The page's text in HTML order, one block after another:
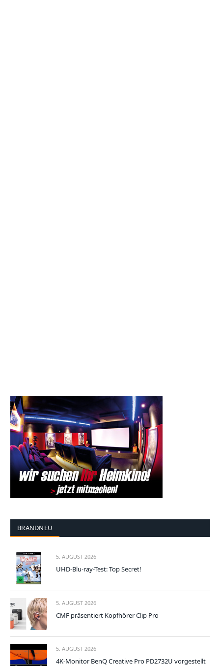
BRANDNEU
5. AUGUST 2026
UHD-Blu-ray-Test: Top Secret!
5. AUGUST 2026
CMF präsentiert Kopfhörer Clip Pro
5. AUGUST 2026
4K-Monitor BenQ Creative Pro PD2732U vorgestellt